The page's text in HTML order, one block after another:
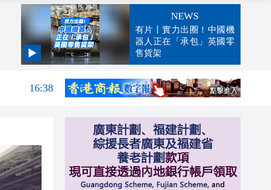
NEWS
有片丨實力出圈！中國機
器人正在「承包」英國零
售貨架
16:46
16:38
16:28